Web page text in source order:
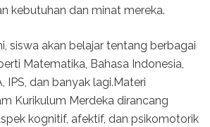
kebutuhan dan minat mereka.
siswa akan belajar tentang berbagai
Matematika, Bahasa Indonesia,
IPS, dan banyak lagi.Materi
Kurikulum Merdeka dirancang
kognitif, afektif, dan psikomotorik